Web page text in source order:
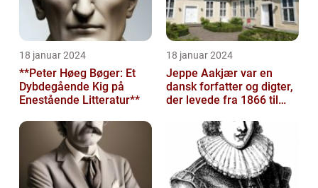
18 januar 2024
**Peter Høeg Bøger: Et
Dybdegående Kig på
Enestående Litteratur**
18 januar 2024
Jeppe Aakjær var en
dansk forfatter og digter,
der levede fra 1866 til